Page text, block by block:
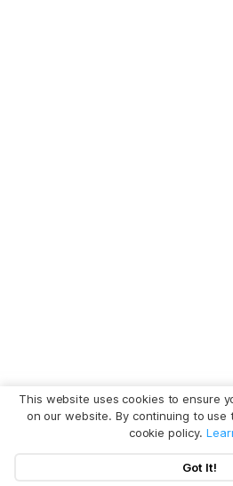
This website uses cookies to ensure
on our website. By continuing to
cookie policy.
Got It!